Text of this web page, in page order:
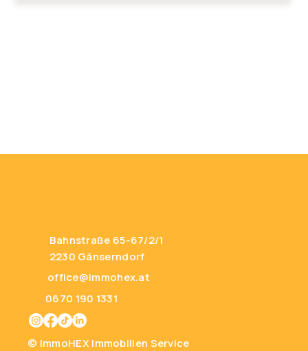
Bahnstraße 65-67/2/1
2230 Gänserndorf
office@immohex.at
0670 190 1331
© ImmoHEX Immobilien Service